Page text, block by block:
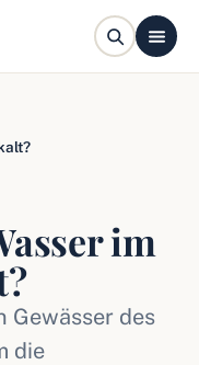
im
Gewässer des
die